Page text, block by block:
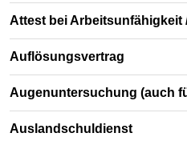
Attest bei Arbeitsunfähigkeit
Auflösungsvertrag
Augenuntersuchung (auch
Auslandschuldienst